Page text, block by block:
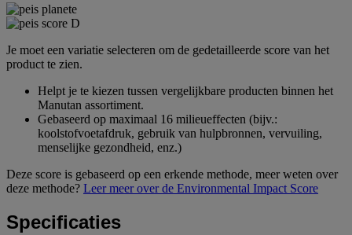
Je moet een variatie selecteren om de gedetailleerde score van het
product te zien.
Helpt je te kiezen tussen vergelijkbare producten binnen het
Manutan assortiment.
Gebaseerd op maximaal 16 milieueffecten (bijv.:
koolstofvoetafdruk, gebruik van hulpbronnen, vervuiling,
menselijke gezondheid, enz.)
Deze score is gebaseerd op een erkende methode, meer weten over
deze methode? Leer meer over de Environmental Impact Score
Specificaties